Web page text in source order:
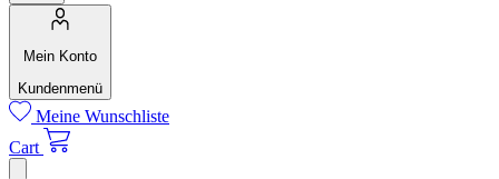
Mein Konto
Kundenmenü
Meine Wunschliste
Cart